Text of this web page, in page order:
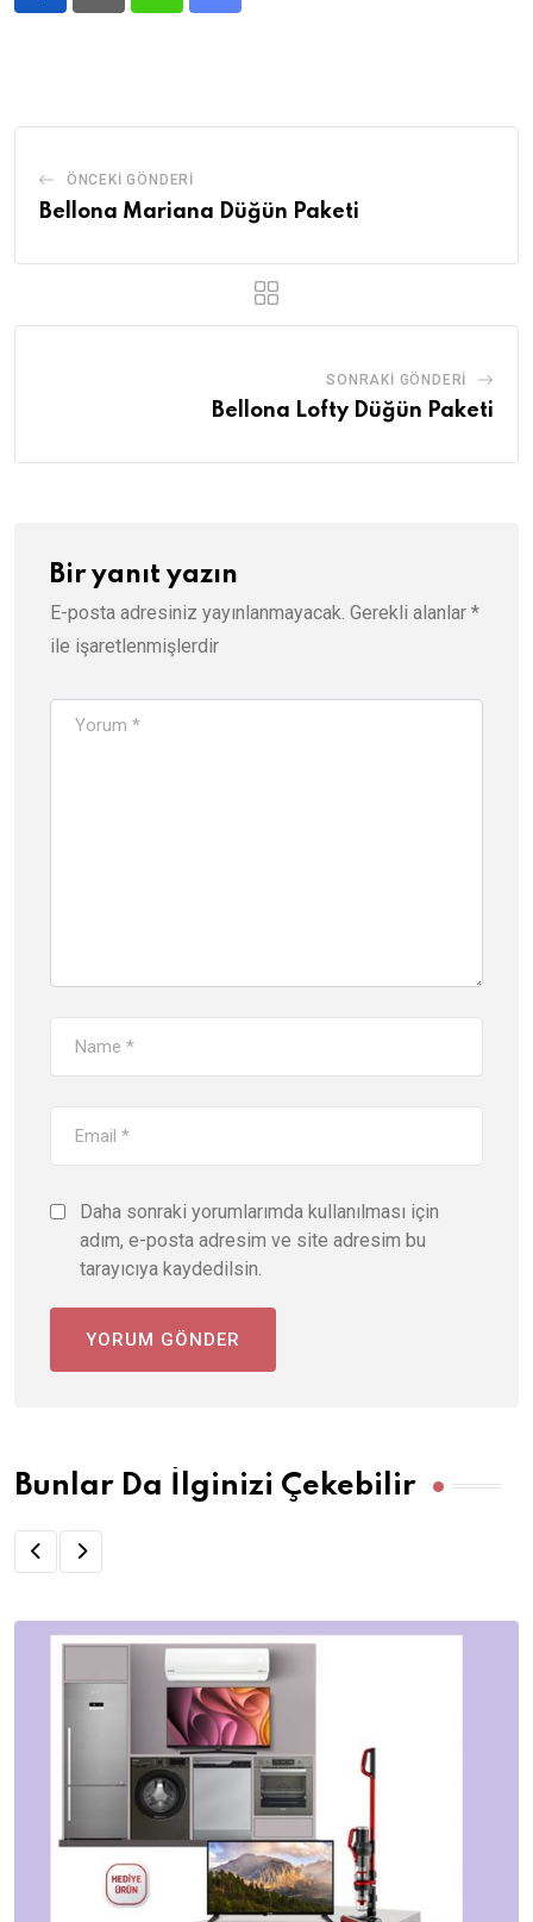
ÖNCEKI GÖNDERI
Bellona Mariana Düğün Paketi
SONRAKI GÖNDERI
Bellona Lofty Düğün Paketi
Bir yanıt yazın
E-posta adresiniz yayınlanmayacak. Gerekli alanlar *
ile işaretlenmişlerdir
Daha sonraki yorumlarımda kullanılması için
adım, e-posta adresim ve site adresim bu
tarayıcıya kaydedilsin.
Bunlar Da İlginizi Çekebilir